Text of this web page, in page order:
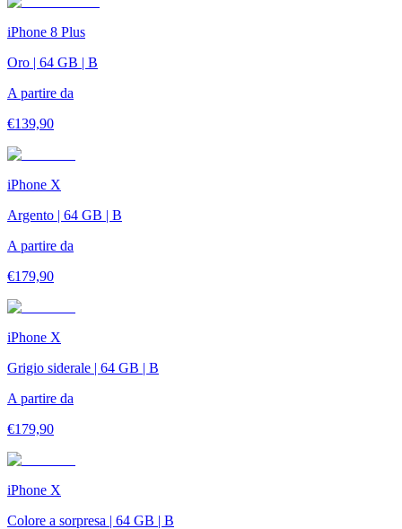
iPhone 8 Plus
Oro | 64 GB | B
A partire da
€139,90
iPhone X
Argento | 64 GB | B
A partire da
€179,90
iPhone X
Grigio siderale | 64 GB | B
A partire da
€179,90
iPhone X
Colore a sorpresa | 64 GB | B